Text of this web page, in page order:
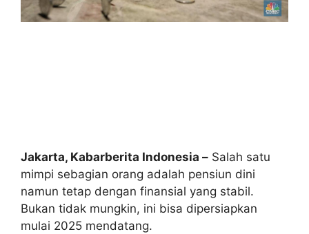
Jakarta, Kabarberita Indonesia – Salah satu
mimpi sebagian orang adalah pensiun dini
namun tetap dengan finansial yang stabil.
Bukan tidak mungkin, ini bisa dipersiapkan
mulai 2025 mendatang.